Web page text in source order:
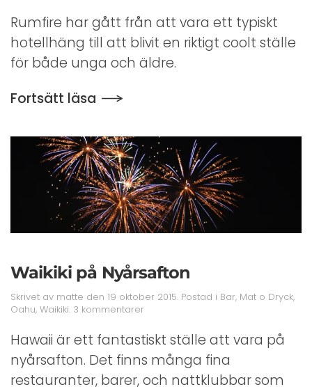
Rumfire har gått från att vara ett typiskt
hotellhäng till att blivit en riktigt coolt ställe
för både unga och äldre.
Fortsätt läsa
Waikiki på Nyårsafton
Skrivet av matte den 19 oktober 2015. Postad i Bar, Mat o Dryck,
Oahu, Waikiki. 3 kommentarertill
på
Nyårsafton
Hawaii är ett fantastiskt ställe att vara på
nyårsafton. Det finns många fina
restauranter, barer, och nattklubbar som